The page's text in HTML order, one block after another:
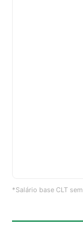
*Salário base CLT